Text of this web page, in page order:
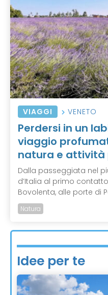
VIAGGI VENETO
Perdersi in un
viaggio
natura e attività
Dalla passeggiata nel
d’Italia al primo
Bovolenta, alle porte di
Natura
Idee per te